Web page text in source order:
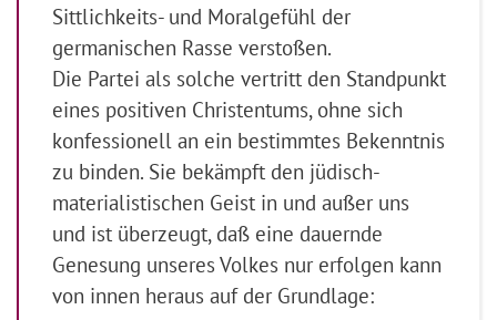
Sittlichkeits- und Moralgefühl der
germanischen Rasse verstoßen.
Die Partei als solche vertritt den Standpunkt
eines positiven Christentums, ohne sich
konfessionell an ein bestimmtes Bekenntnis
zu binden. Sie bekämpft den jüdisch-
materialistischen Geist in und außer uns
und ist überzeugt, daß eine dauernde
Genesung unseres Volkes nur erfolgen kann
von innen heraus auf der Grundlage: